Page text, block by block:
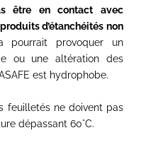
être en contact avec
d’étanchéités non
pourrait provoquer un
ou une altération des
est hydrophobe.
feuilletés ne doivent pas
dépassant 60°C.